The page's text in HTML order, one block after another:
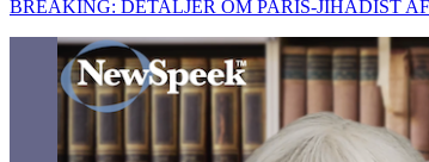
BREAKING: DETALJER OM PARIS-JIHADIST